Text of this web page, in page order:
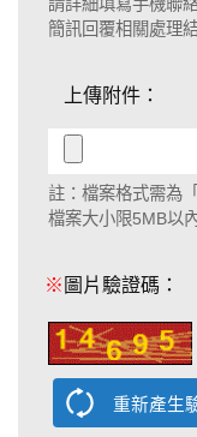
簡訊回覆相關處理
上傳附件：
註：檔案格式需為
檔案大小限5MB以
※ 圖片驗證碼：
重新產生